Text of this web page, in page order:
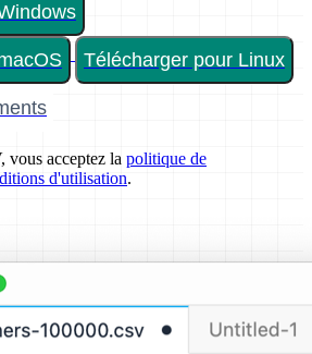
Télécharger pour Linux
vous acceptez la politique de
d'utilisation.